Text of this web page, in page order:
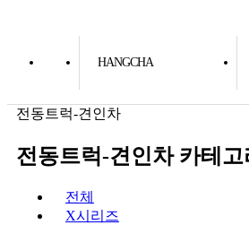
HANGCHA
전동트럭-견인차
전동트럭-견인차 카테고
전체
X시리즈